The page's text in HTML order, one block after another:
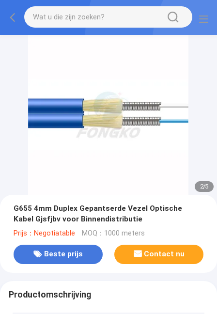
2/5
G655 4mm Duplex Gepantserde Vezel Optische
Kabel Gjsfjbv voor Binnendistributie
Prijs：Negotiatable MOQ：1000 meters
Beste prijs Contact nu
Productomschrijving